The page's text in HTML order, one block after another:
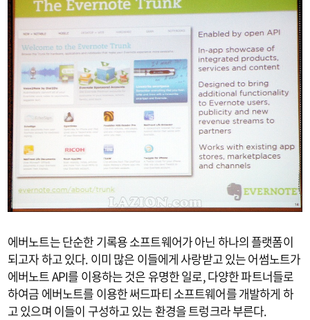
에버노트는 단순한 기록용 소프트웨어가 아닌 하나의 플랫폼이
되고자 하고 있다. 이미 많은 이들에게 사랑받고 있는 어썸노트가
에버노트 API를 이용하는 것은 유명한 일로, 다양한 파트너들로
하여금 에버노트를 이용한 써드파티 소프트웨어를 개발하게 하
고 있으며 이들이 구성하고 있는 환경을 트렁크라 부른다.